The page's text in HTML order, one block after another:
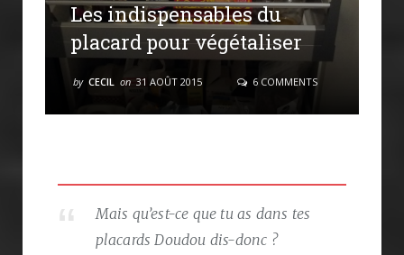
Les indispensables du
placard pour végétaliser
by CECIL on 31 AOÛT 2015 6 COMMENTS
Mais qu’est-ce que tu as dans tes
placards Doudou dis-donc ?